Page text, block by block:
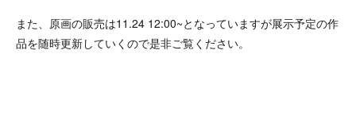
また、原画の販売は11.24 12:00~となっていますが展示予定の作
品を随時更新していくので是非ご覧ください。